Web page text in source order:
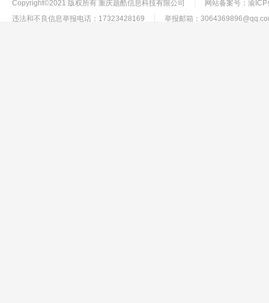
Copyright©2021 版权所有 重庆题酷信息科技有限公司
网站备案号：渝
违法和不良信息举报电话：17323428169
举报邮箱：